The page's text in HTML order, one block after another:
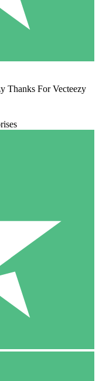
Thanks For Vecteezy